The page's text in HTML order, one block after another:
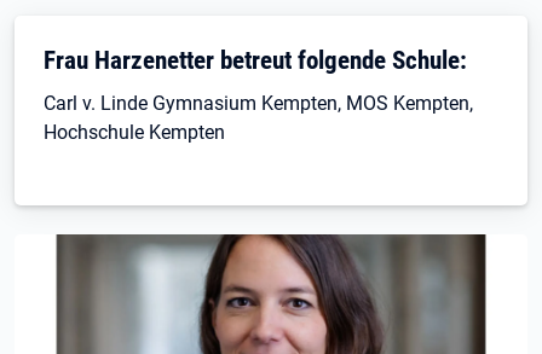
Frau Harzenetter betreut folgende Schule:
Carl v. Linde Gymnasium Kempten, MOS Kempten,
Hochschule Kempten